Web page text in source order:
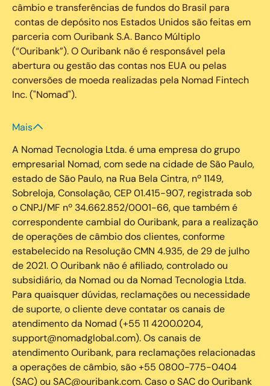
câmbio e transferências de fundos do Brasil para
contas de depósito nos Estados Unidos são feitas em
parceria com Ouribank S.A. Banco Múltiplo
(“Ouribank”). O Ouribank não é responsável pela
abertura ou gestão das contas nos EUA ou pelas
conversões de moeda realizadas pela Nomad Fintech
Inc. ("Nomad").
Mais
A Nomad Tecnologia Ltda. é uma empresa do grupo
empresarial Nomad, com sede na cidade de São Paulo,
estado de São Paulo, na Rua Bela Cintra, nº 1149,
Sobreloja, Consolação, CEP 01.415-907, registrada sob
o CNPJ/MF nº 34.662.852/0001-66, que também é
correspondente cambial do Ouribank, para a realização
de operações de câmbio dos clientes, conforme
estabelecido na Resolução CMN 4.935, de 29 de julho
de 2021. O Ouribank não é afiliado, controlado ou
subsidiário, da Nomad ou da Nomad Tecnologia Ltda.
Para quaisquer dúvidas, reclamações ou necessidade
de suporte, o cliente deve contatar os canais de
atendimento da Nomad (+55 11 4200.0204,
support@nomadglobal.com). Os canais de
atendimento Ouribank, para reclamações relacionadas
a operações de câmbio, são +55 0800-775-0404
(SAC) ou SAC@ouribank.com. Caso o SAC do Ouribank